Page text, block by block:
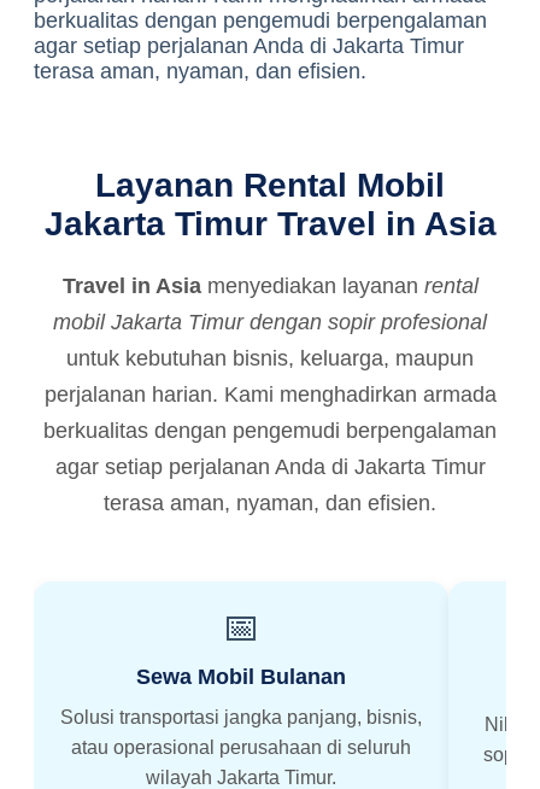
berkualitas dengan pengemudi berpengalaman
agar setiap perjalanan Anda di Jakarta Timur
terasa aman, nyaman, dan efisien.
Layanan Rental Mobil
Jakarta Timur Travel in Asia
Travel in Asiamenyediakan layanan rental
mobil Jakarta Timur dengan sopir profesional
untuk kebutuhan bisnis, keluarga, maupun
perjalanan harian. Kami menghadirkan armada
berkualitas dengan pengemudi berpengalaman
agar setiap perjalanan Anda di Jakarta Timur
terasa aman, nyaman, dan efisien.
📅
Sewa Mobil Bulanan
Solusi transportasi jangka panjang, bisnis,
atau operasional perusahaan di seluruh
wilayah Jakarta Timur.
sopir